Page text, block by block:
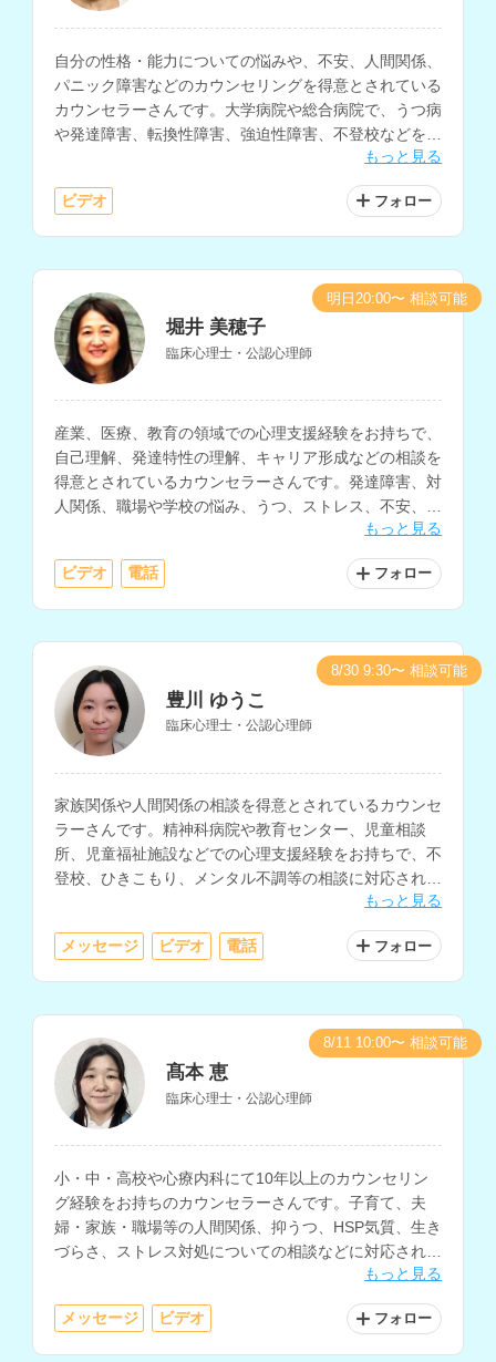
自分の性格・能力についての悩みや、不安、人間関係、
パニック障害などのカウンセリングを得意とされている
カウンセラーさんです。大学病院や総合病院で、うつ病
や発達障害、転換性障害、強迫性障害、不登校などを抱
もっと見る
ビデオ フォロー
堀井 美穂子
臨床心理士・公認心理師
産業、医療、教育の領域での心理支援経験をお持ちで、
自己理解、発達特性の理解、キャリア形成などの相談を
得意とされているカウンセラーさんです。発達障害、対
人関係、職場や学校の悩み、うつ、ストレス、不安、喪
失体験など、幅広い相談内容に対応されています。
もっと見る
ビデオ 電話 フォロー
明日20:00〜 相談可能
豊川 ゆうこ
臨床心理士・公認心理師
家族関係や人間関係の相談を得意とされているカウンセ
ラーさんです。精神科病院や教育センター、児童相談
所、児童福祉施設などでの心理支援経験をお持ちで、不
登校、ひきこもり、メンタル不調等の相談に対応されて
もっと見る
メッセージ ビデオ 電話 フォロー
8/30 9:30〜 相談可能
髙本 恵
臨床心理士・公認心理師
小・中・高校や心療内科にて10年以上のカウンセリン
グ経験をお持ちのカウンセラーさんです。子育て、夫
婦・家族・職場等の人間関係、抑うつ、HSP気質、生き
づらさ、ストレス対処についての相談などに対応されて
もっと見る
メッセージ ビデオ フォロー
8/11 10:00〜 相談可能